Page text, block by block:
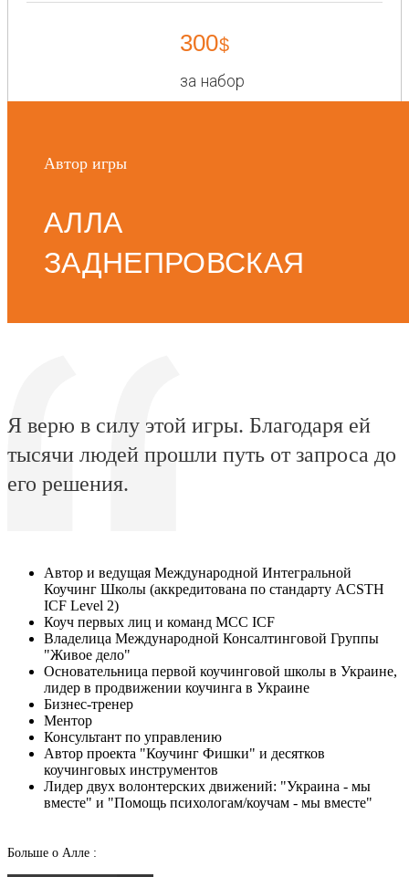
300$
за набор
Автор игры
АЛЛА
ЗАДНЕПРОВСКАЯ
Я верю в силу этой игры. Благодаря ей
тысячи людей прошли путь от запроса до
его решения.
Автор и ведущая Международной Интегральной
Коучинг Школы (аккредитована по стандарту ACSTH
ICF Level 2)
Коуч первых лиц и команд MCC ICF
Владелица Международной Консалтинговой Группы
"Живое дело"
Основательница первой коучинговой школы в Украине,
лидер в продвижении коучинга в Украине
Бизнес-тренер
Ментор
Консультант по управлению
Автор проекта "Коучинг Фишки" и десятков
коучинговых инструментов
Лидер двух волонтерских движений: "Украина - мы
вместе" и "Помощь психологам/коучам - мы вместе"
Больше о Алле :